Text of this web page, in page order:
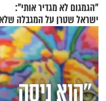
"הגמגום לא מגדיר אותי":
ישראל שטרן על המגבלה
עוצרת אותו